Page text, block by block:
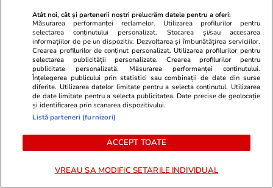
Advertorial
Smart is the new chic: Cum ne
ajută tehnologia să ne reinventăm
voucher de
PARTENERI
Atât noi, cât și partenerii noștri prelucrăm datele pentru a oferi:
Măsurarea performanței reclamelor. Utilizarea profilurilor pentru
selectarea conținutului personalizat. Stocarea și/sau accesarea
informațiilor de pe un dispozitiv. Dezvoltarea și îmbunătățirea serviciilor.
Crearea profilurilor de conținut personalizat. Utilizarea profilurilor pentru
selectarea publicității personalizate. Crearea profilurilor pentru
publicitate personalizată. Măsurarea performanței conținutului.
Înțelegerea publicului prin statistici sau combinații de date din surse
diferite. Utilizarea datelor limitate pentru a selecta conținutul. Utilizarea
de date limitate pentru a selecta publicitatea. Date precise de geolocație
și identificarea prin scanarea dispozitivului.
Listă parteneri (furnizori)
ACCEPT TOATE
VREAU SA MODIFIC SETARILE INDIVIDUAL